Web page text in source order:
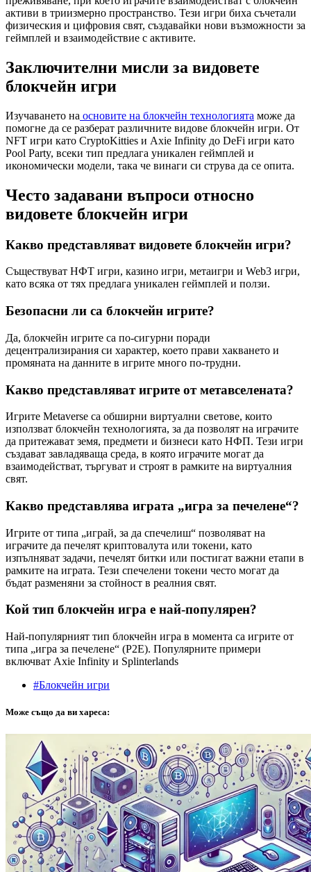
активи в триизмерно пространство. Тези игри биха съчетали
физическия и цифровия свят, създавайки нови възможности за
геймплей и взаимодействие с активите.
Заключителни мисли за видовете
блокчейн игри
Изучаването на основите на блокчейн технологията може да
помогне да се разберат различните видове блокчейн игри. От
NFT игри като CryptoKitties и Axie Infinity до DeFi игри като
Pool Party, всеки тип предлага уникален геймплей и
икономически модели, така че винаги си струва да се опита.
Често задавани въпроси относно
видовете блокчейн игри
Какво представляват видовете блокчейн игри?
Съществуват НФТ игри, казино игри, метаигри и Web3 игри,
като всяка от тях предлага уникален геймплей и ползи.
Безопасни ли са блокчейн игрите?
Да, блокчейн игрите са по-сигурни поради
децентрализирания си характер, което прави хакването и
промяната на данните в игрите много по-трудни.
Какво представляват игрите от метавселената?
Игрите Metaverse са обширни виртуални светове, които
използват блокчейн технологията, за да позволят на играчите
да притежават земя, предмети и бизнеси като НФП. Тези игри
създават завладяваща среда, в която играчите могат да
взаимодействат, търгуват и строят в рамките на виртуалния
свят.
Какво представлява играта „игра за печелене“?
Игрите от типа „играй, за да спечелиш“ позволяват на
играчите да печелят криптовалута или токени, като
изпълняват задачи, печелят битки или постигат важни етапи в
рамките на играта. Тези спечелени токени често могат да
бъдат разменяни за стойност в реалния свят.
Кой тип блокчейн игра е най-популярен?
Най-популярният тип блокчейн игра в момента са игрите от
типа „игра за печелене“ (P2E). Популярните примери
включват Axie Infinity и Splinterlands
#Блокчейн игри
Може също да ви хареса: